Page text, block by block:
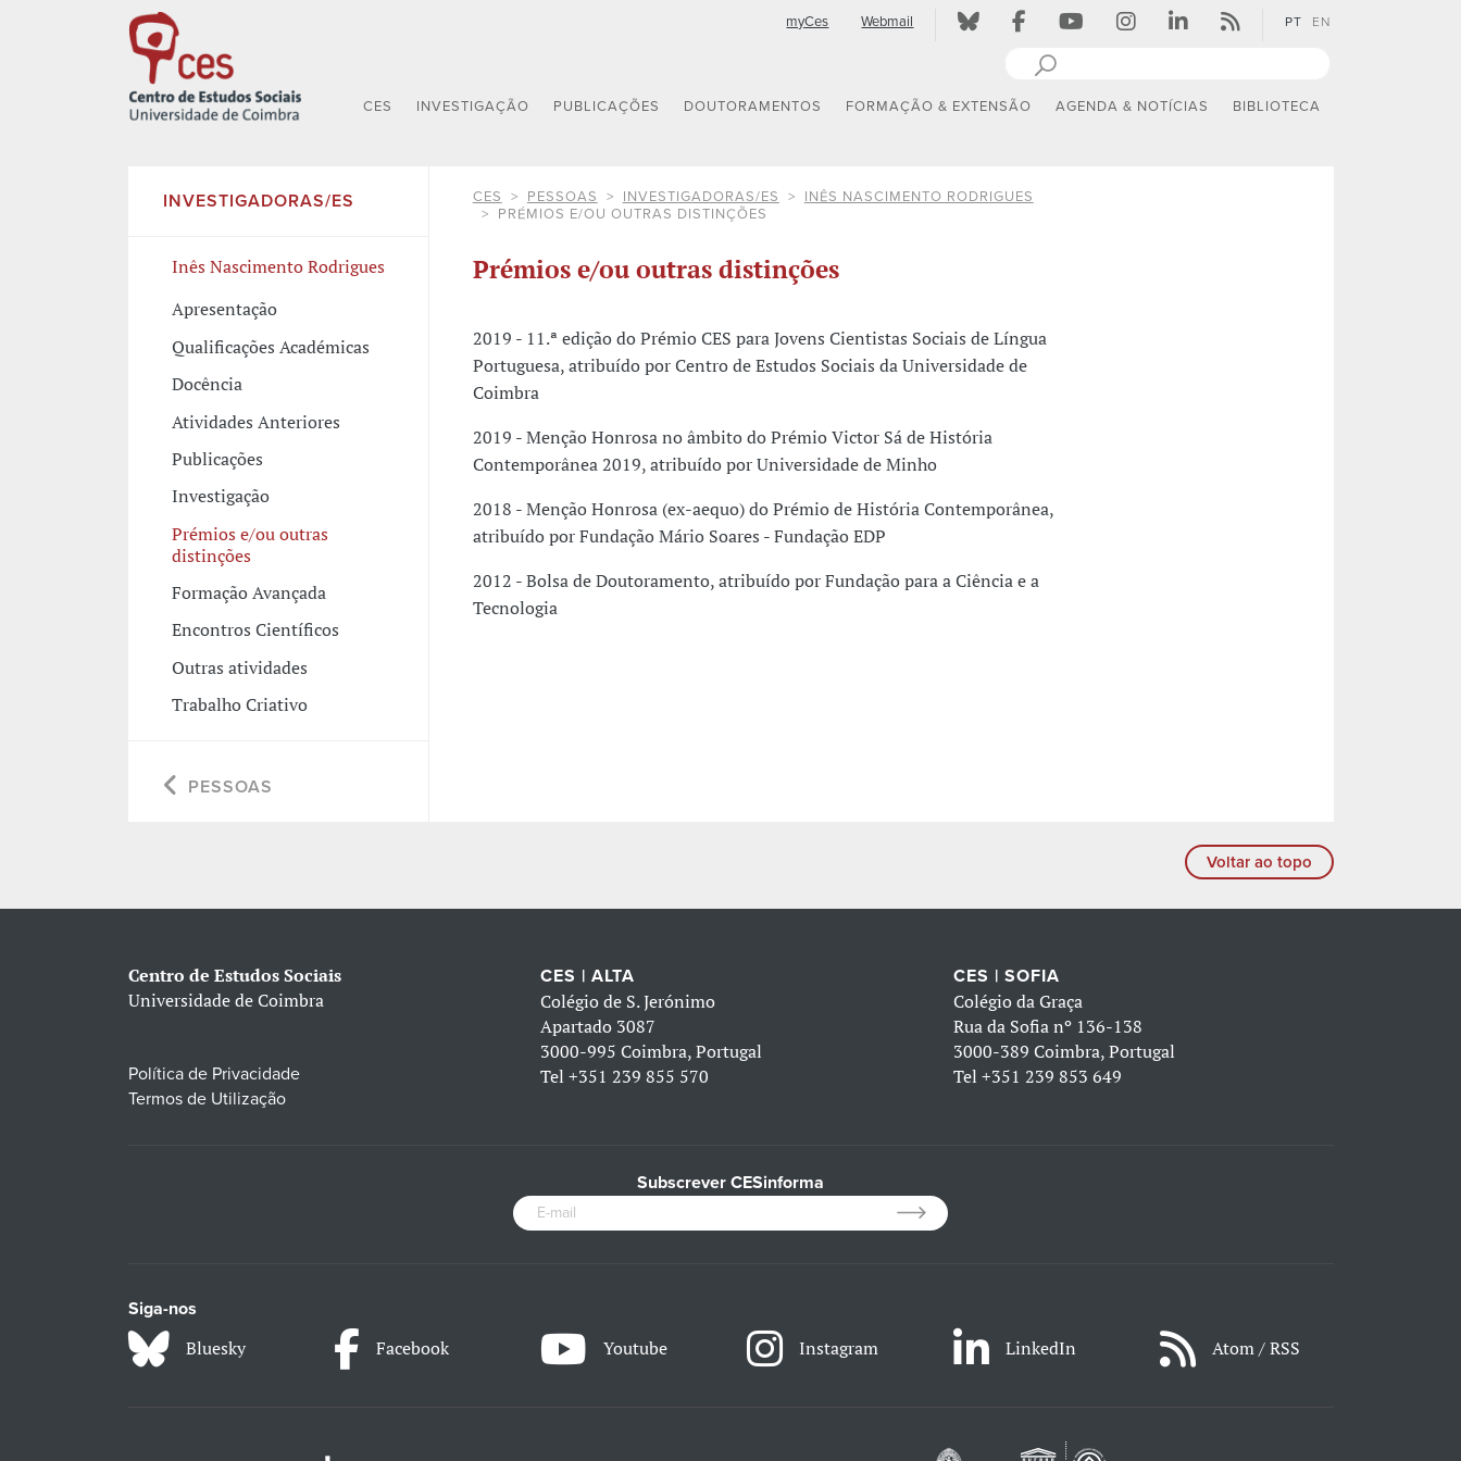
myCes Webmail PT EN
CES INVESTIGAÇÃO PUBLICAÇÕES DOUTORAMENTOS FORMAÇÃO & EXTENSÃO AGENDA & NOTÍCIAS BIBLIOTECA
INVESTIGADORAS/ES
Inês Nascimento Rodrigues
Apresentação
Qualificações Académicas
Docência
Atividades Anteriores
Publicações
Investigação
Prémios e/ou outras
distinções
Formação Avançada
Encontros Científicos
Outras atividades
Trabalho Criativo
PESSOAS
CES PESSOAS INVESTIGADORAS/ES
INÊS NASCIMENTO RODRIGUES
PRÉMIOS E/OU OUTRAS DISTINÇÕES
Prémios e/ou outras distinções
2019 - 11.ª edição do Prémio CES para Jovens Cientistas Sociais de Língua
Portuguesa, atribuído por Centro de Estudos Sociais da Universidade de
Coimbra
2019 - Menção Honrosa no âmbito do Prémio Victor Sá de História
Contemporânea 2019, atribuído por Universidade de Minho
2018 - Menção Honrosa (ex-aequo) do Prémio de História Contemporânea,
atribuído por Fundação Mário Soares - Fundação EDP
2012 - Bolsa de Doutoramento, atribuído por Fundação para a Ciência e a
Tecnologia
Voltar ao topo
Centro de Estudos Sociais
Universidade de Coimbra
Política de Privacidade
Termos de Utilização
CES | ALTA
Colégio de S. Jerónimo
Apartado 3087
3000-995 Coimbra, Portugal
Tel+351 239 855 570
CES | SOFIA
Colégio da Graça
Rua da Sofia nº 136-138
3000-389 Coimbra, Portugal
Tel +351 239 853 649
Subscrever CESinforma
Siga-nos
Bluesky Facebook Youtube Instagram LinkedIn Atom / RSS